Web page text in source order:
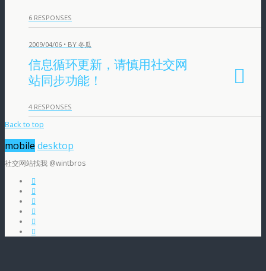
6 RESPONSES
2009/04/06 • BY 冬瓜
信息循环更新，请慎用社交网
站同步功能！
4 RESPONSES
Back to top
mobile desktop
社交网站找我 @wintbros